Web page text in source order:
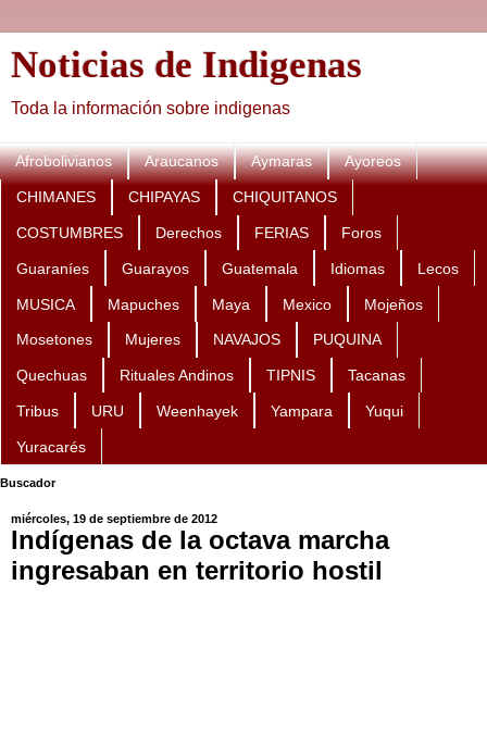
Noticias de Indigenas
Toda la información sobre indigenas
Afrobolivianos Araucanos Aymaras Ayoreos
CHIMANES CHIPAYAS CHIQUITANOS
COSTUMBRES Derechos FERIAS Foros
Guaraníes Guarayos Guatemala Idiomas Lecos
MUSICA Mapuches Maya Mexico Mojeños
Mosetones Mujeres NAVAJOS PUQUINA
Quechuas Rituales Andinos TIPNIS Tacanas
Tribus URU Weenhayek Yampara Yuqui
Yuracarés
Buscador
miércoles, 19 de septiembre de 2012
Indígenas de la octava marcha
ingresaban en territorio hostil